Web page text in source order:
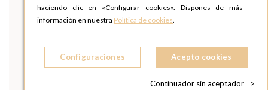
haciendo clic en «Configurar cookies». Dispones de más
información en nuestra Política de cookies.
Configuraciones Acepto cookies
Continuador sin aceptador >